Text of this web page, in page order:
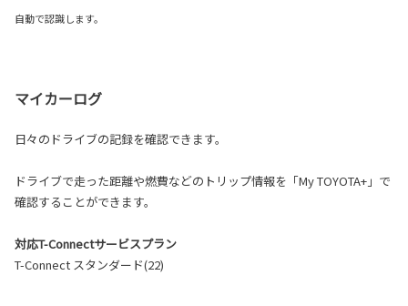
自動で認識します。
マイカーログ
日々のドライブの記録を確認できます。
ドライブで走った距離や燃費などのトリップ情報を「My TOYOTA+」で
確認することができます。
対応T-Connectサービスプラン
T-Connect スタンダード(22)